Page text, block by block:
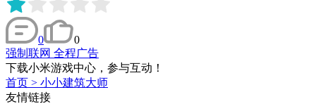
0
0
强制联网 全程广告
下载小米游戏中心，参与互动！
首页 > 小小建筑大师
友情链接